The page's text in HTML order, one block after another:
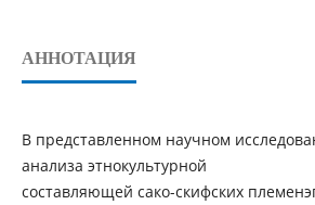
АННОТАЦИЯ
В представленном научном
анализа этнокультурной
составляющей сако-скифских